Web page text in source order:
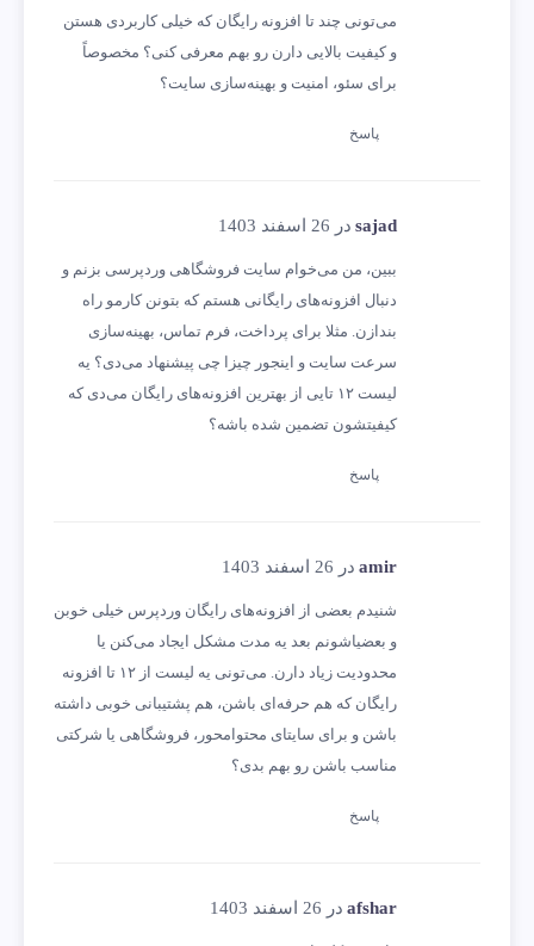
می‌تونی چند تا افزونه رایگان که خیلی کاربردی هستن
و کیفیت بالایی دارن رو بهم معرفی کنی؟ مخصوصاً
برای سئو، امنیت و بهینه‌سازی سایت؟
پاسخ
sajad در 26 اسفند 1403
ببین، من می‌خوام سایت فروشگاهی وردپرسی بزنم و
دنبال افزونه‌های رایگانی هستم که بتونن کارمو راه
بندازن. مثلا برای پرداخت، فرم تماس، بهینه‌سازی
سرعت سایت و اینجور چیزا چی پیشنهاد می‌دی؟ یه
لیست ۱۲ تایی از بهترین افزونه‌های رایگان می‌دی که
کیفیتشون تضمین شده باشه؟
پاسخ
amir در 26 اسفند 1403
شنیدم بعضی از افزونه‌های رایگان وردپرس خیلی خوبن
و بعضیاشونم بعد یه مدت مشکل ایجاد می‌کنن یا
محدودیت زیاد دارن. می‌تونی یه لیست از ۱۲ تا افزونه
رایگان که هم حرفه‌ای باشن، هم پشتیبانی خوبی داشته
باشن و برای سایتای محتوامحور، فروشگاهی یا شرکتی
مناسب باشن رو بهم بدی؟
پاسخ
afshar در 26 اسفند 1403